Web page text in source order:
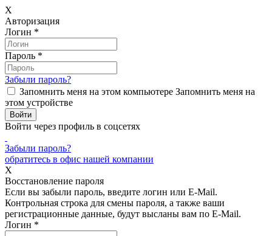
X
Авторизация
Логин *
Пароль *
Забыли пароль?
Запомнить меня на этом компьютере Запомнить меня на
этом устройстве
Войти через профиль в соцсетях
Забыли пароль?
обратитесь в офис нашей компании
X
Восстановление пароля
Если вы забыли пароль, введите логин или E-Mail.
Контрольная строка для смены пароля, а также ваши
регистрационные данные, будут высланы вам по E-Mail.
Логин *